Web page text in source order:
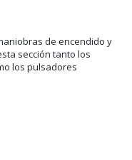
de encendido y
sección tanto los
los pulsadores